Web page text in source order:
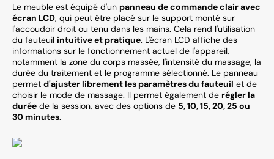
Le meuble est équipé d'un panneau de commande clair avec
écran LCD, qui peut être placé sur le support monté sur
l'accoudoir droit ou tenu dans les mains. Cela rend l'utilisation
du fauteuil intuitive et pratique. L'écran LCD affiche des
informations sur le fonctionnement actuel de l'appareil,
notamment la zone du corps massée, l'intensité du massage, la
durée du traitement et le programme sélectionné. Le panneau
permet d'ajuster librement les paramètres du fauteuil et de
choisir le mode de massage. Il permet également de régler la
durée de la session, avec des options de 5, 10, 15, 20, 25 ou
30 minutes.